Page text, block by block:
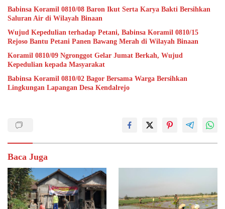
Babinsa Koramil 0810/08 Baron Ikut Serta Karya Bakti Bersihkan
Saluran Air di Wilayah Binaan
Wujud Kepedulian terhadap Petani, Babinsa Koramil 0810/15
Rejoso Bantu Petani Panen Bawang Merah di Wilayah Binaan
Koramil 0810/09 Ngronggot Gelar Jumat Berkah, Wujud
Kepedulian kepada Masyarakat
Babinsa Koramil 0810/02 Bagor Bersama Warga Bersihkan
Lingkungan Lapangan Desa Kendalrejo
Baca Juga